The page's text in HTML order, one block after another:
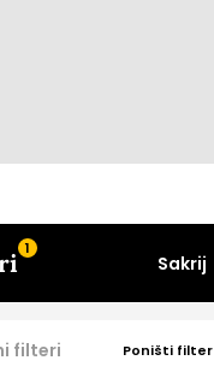
1
Sakrij
filteri Poništi filter